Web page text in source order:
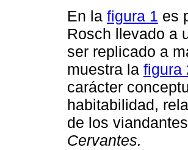
En la figura 1 es
Rosch llevado a
ser replicado a
muestra la figura
carácter
habitabilidad,
de los
Cervantes.